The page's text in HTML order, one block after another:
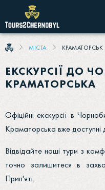
МІСТА КРАМАТОРСЬК
ЕКСКУРСІЇ ДО
КРАМАТОРСЬКА
Офіційні екскурсії в
Краматорська вже
Відвідайте наші тури з
точно залишитеся в
Прип'яті.